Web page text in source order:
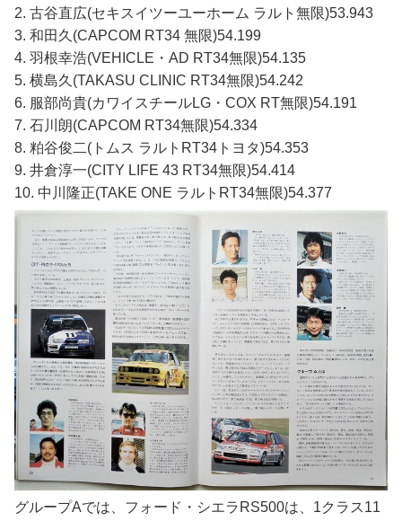
2. 古谷直広(セキスイツーユーホーム ラルト無限)53.943
3. 和田久(CAPCOM RT34 無限)54.199
4. 羽根幸浩(VEHICLE・AD RT34無限)54.135
5. 横島久(TAKASU CLINIC RT34無限)54.242
6. 服部尚貴(カワイスチールLG・COX RT無限)54.191
7. 石川朗(CAPCOM RT34無限)54.334
8. 粕谷俊二(トムス ラルトRT34トヨタ)54.353
9. 井倉淳一(CITY LIFE 43 RT34無限)54.414
10. 中川隆正(TAKE ONE ラルトRT34無限)54.377
グループAでは、フォード・シエラRS500は、1クラス11